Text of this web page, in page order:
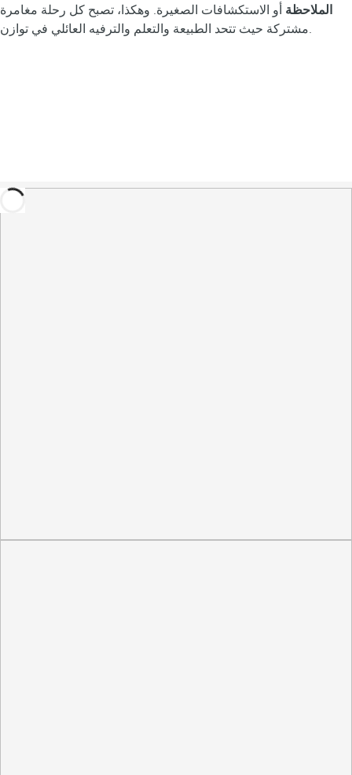
الملاحظة أو الاستكشافات الصغيرة. وهكذا، تصبح كل رحلة مغامرة
مشتركة حيث تتحد الطبيعة والتعلم والترفيه العائلي في توازن.